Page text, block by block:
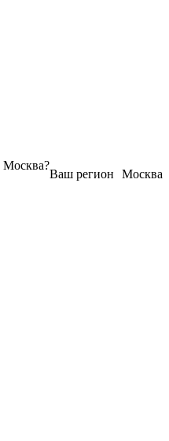
Москва
Ваш регион
Москва?